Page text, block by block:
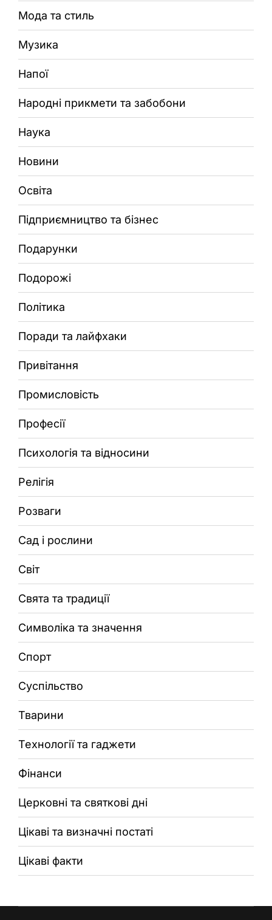
Мода та стиль
Музика
Напої
Народні прикмети та забобони
Наука
Новини
Освіта
Підприємництво та бізнес
Подарунки
Подорожі
Політика
Поради та лайфхаки
Привітання
Промисловість
Професії
Психологія та відносини
Релігія
Розваги
Сад і рослини
Світ
Свята та традиції
Символіка та значення
Спорт
Суспільство
Тварини
Технології та гаджети
Фінанси
Церковні та святкові дні
Цікаві та визначні постаті
Цікаві факти